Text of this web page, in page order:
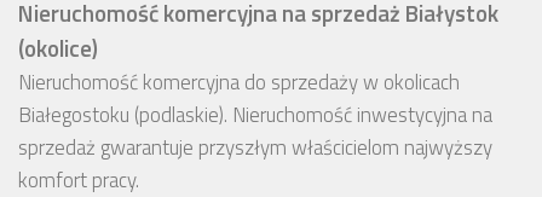
Nieruchomość komercyjna na sprzedaż Białystok
(okolice)
Nieruchomość komercyjna do sprzedaży w okolicach
Białegostoku (podlaskie). Nieruchomość inwestycyjna na
sprzedaż gwarantuje przyszłym właścicielom najwyższy
komfort pracy.